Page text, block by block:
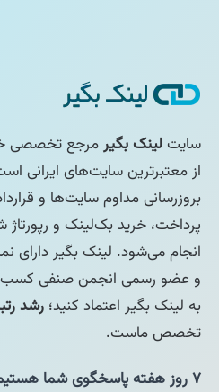
سایتلینک بگیرمرجع تخصصی
بروزرسانی مداوم سایت‌ها و
پرداخت، خرید بک‌لینک و
انجام می‌شود. لینک بگیر دارای
و عضو رسمی انجمن صنفی
به لینک بگیر اعتماد کنید؛ رشد
تخصص ماست.
۷ روز هفته پاسخگوی شما هستیم :